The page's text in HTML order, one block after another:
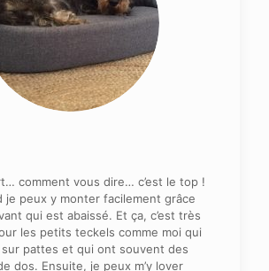
comment vous dire… c’est le top !
je peux y monter facilement grâce
qui est abaissé. Et ça, c’est très
les petits teckels comme moi qui
pattes et qui ont souvent des
dos. Ensuite, je peux m’y lover